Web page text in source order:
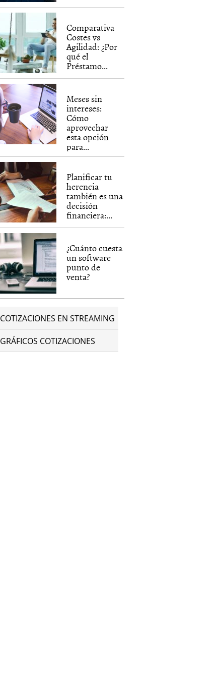
Comparativa
Costes vs
Agilidad: ¿Por
qué el
Préstamo...
Meses sin
intereses:
Cómo
aprovechar
esta opción
para...
Planificar tu
herencia
también es una
decisión
financiera:...
¿Cuánto cuesta
un software
punto de
venta?
COTIZACIONES EN STREAMING
GRÁFICOS COTIZACIONES